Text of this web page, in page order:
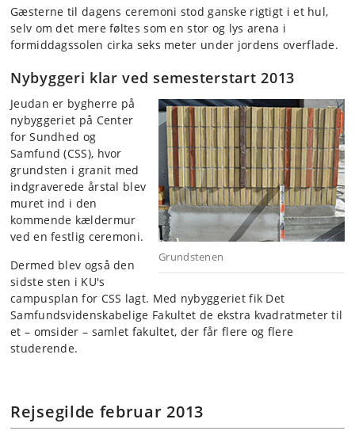
Gæsterne til dagens ceremoni stod ganske rigtigt i et hul,
selv om det mere føltes som en stor og lys arena i
formiddagssolen cirka seks meter under jordens overflade.
Nybyggeri klar ved semesterstart 2013
Grundstenen
Jeudan er bygherre på
nybyggeriet på Center
for Sundhed og
Samfund (CSS), hvor
grundsten i granit med
indgraverede årstal blev
muret ind i den
kommende kældermur
ved en festlig ceremoni.
Dermed blev også den
sidste sten i KU's
campusplan for CSS lagt. Med nybyggeriet fik Det
Samfundsvidenskabelige Fakultet de ekstra kvadratmeter til
et – omsider – samlet fakultet, der får flere og flere
studerende.
Rejsegilde februar 2013